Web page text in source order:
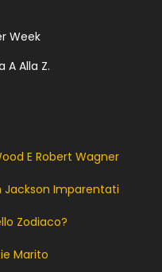
Week
A Alla Z.
E Robert Wagner
Jackson Imparentati
Zodiaco?
Marito